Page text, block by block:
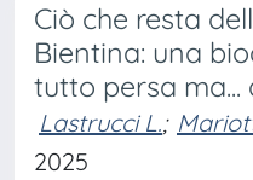
Ciò che resta
Bientina: una
tutto persa ma...
Lastrucci L.;
2025